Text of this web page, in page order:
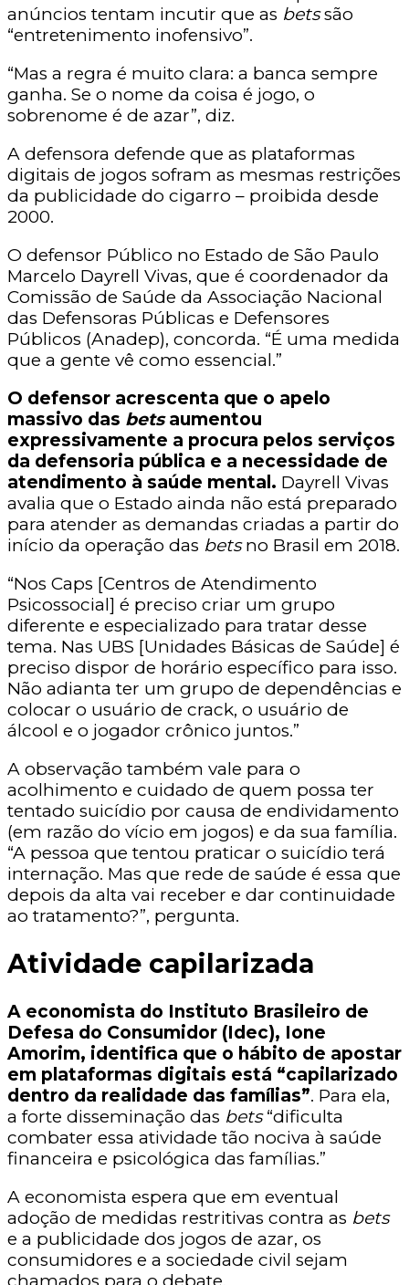
anúncios tentam incutir que as betssão
“entretenimento inofensivo”.
“Mas a regra é muito clara: a banca sempre
ganha. Se o nome da coisa é jogo, o
sobrenome é de azar”, diz.
A defensora defende que as plataformas
digitais de jogos sofram as mesmas restrições
da publicidade do cigarro – proibida desde
2000.
O defensor Público no Estado de São Paulo
Marcelo Dayrell Vivas, que é coordenador da
Comissão de Saúde da Associação Nacional
das Defensoras Públicas e Defensores
Públicos (Anadep), concorda. “É uma medida
que a gente vê como essencial.”
O defensor acrescenta que o apelo
massivo das betsaumentou
expressivamente a procura pelos serviços
da defensoria pública e a necessidade de
atendimento à saúde mental. Dayrell Vivas
avalia que o Estado ainda não está preparado
para atender as demandas criadas a partir do
início da operação das betsno Brasil em 2018.
“Nos Caps [Centros de Atendimento
Psicossocial] é preciso criar um grupo
diferente e especializado para tratar desse
tema. Nas UBS [Unidades Básicas de Saúde] é
preciso dispor de horário específico para isso.
Não adianta ter um grupo de dependências e
colocar o usuário de crack, o usuário de
álcool e o jogador crônico juntos.”
A observação também vale para o
acolhimento e cuidado de quem possa ter
tentado suicídio por causa de endividamento
(em razão do vício em jogos) e da sua família.
“A pessoa que tentou praticar o suicídio terá
internação. Mas que rede de saúde é essa que
depois da alta vai receber e dar continuidade
ao tratamento?”, pergunta.
Atividade capilarizada
A economista do Instituto Brasileiro de
Defesa do Consumidor (Idec), Ione
Amorim, identifica que o hábito de apostar
em plataformas digitais está “capilarizado
dentro da realidade das famílias”. Para ela,
a forte disseminação das bets“dificulta
combater essa atividade tão nociva à saúde
financeira e psicológica das famílias.”
A economista espera que em eventual
adoção de medidas restritivas contra as bets
e a publicidade dos jogos de azar, os
consumidores e a sociedade civil sejam